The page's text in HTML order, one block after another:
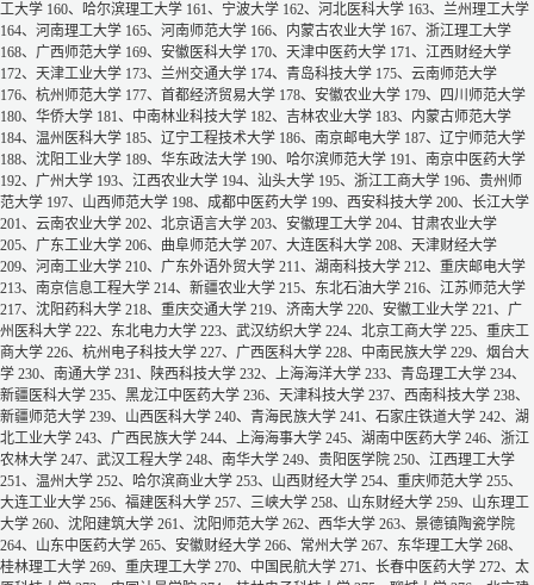
工大学 160、哈尔滨理工大学 161、宁波大学 162、河北医科大学 163、兰州理工大学
164、河南理工大学 165、河南师范大学 166、内蒙古农业大学 167、浙江理工大学
168、广西师范大学 169、安徽医科大学 170、天津中医药大学 171、江西财经大学
172、天津工业大学 173、兰州交通大学 174、青岛科技大学 175、云南师范大学
176、杭州师范大学 177、首都经济贸易大学 178、安徽农业大学 179、四川师范大学
180、华侨大学 181、中南林业科技大学 182、吉林农业大学 183、内蒙古师范大学
184、温州医科大学 185、辽宁工程技术大学 186、南京邮电大学 187、辽宁师范大学
188、沈阳工业大学 189、华东政法大学 190、哈尔滨师范大学 191、南京中医药大学
192、广州大学 193、江西农业大学 194、汕头大学 195、浙江工商大学 196、贵州师
范大学 197、山西师范大学 198、成都中医药大学 199、西安科技大学 200、长江大学
201、云南农业大学 202、北京语言大学 203、安徽理工大学 204、甘肃农业大学
205、广东工业大学 206、曲阜师范大学 207、大连医科大学 208、天津财经大学
209、河南工业大学 210、广东外语外贸大学 211、湖南科技大学 212、重庆邮电大学
213、南京信息工程大学 214、新疆农业大学 215、东北石油大学 216、江苏师范大学
217、沈阳药科大学 218、重庆交通大学 219、济南大学 220、安徽工业大学 221、广
州医科大学 222、东北电力大学 223、武汉纺织大学 224、北京工商大学 225、重庆工
商大学 226、杭州电子科技大学 227、广西医科大学 228、中南民族大学 229、烟台大
学 230、南通大学 231、陕西科技大学 232、上海海洋大学 233、青岛理工大学 234、
新疆医科大学 235、黑龙江中医药大学 236、天津科技大学 237、西南科技大学 238、
新疆师范大学 239、山西医科大学 240、青海民族大学 241、石家庄铁道大学 242、湖
北工业大学 243、广西民族大学 244、上海海事大学 245、湖南中医药大学 246、浙江
农林大学 247、武汉工程大学 248、南华大学 249、贵阳医学院 250、江西理工大学
251、温州大学 252、哈尔滨商业大学 253、山西财经大学 254、重庆师范大学 255、
大连工业大学 256、福建医科大学 257、三峡大学 258、山东财经大学 259、山东理工
大学 260、沈阳建筑大学 261、沈阳师范大学 262、西华大学 263、景德镇陶瓷学院
264、山东中医药大学 265、安徽财经大学 266、常州大学 267、东华理工大学 268、
桂林理工大学 269、重庆理工大学 270、中国民航大学 271、长春中医药大学 272、太